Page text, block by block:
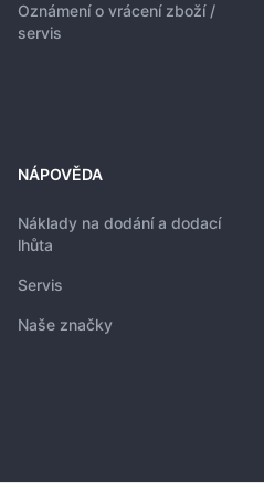
Oznámení o vrácení zboží /
servis
NÁPOVĚDA
Náklady na dodání a dodací
lhůta
Servis
Naše značky